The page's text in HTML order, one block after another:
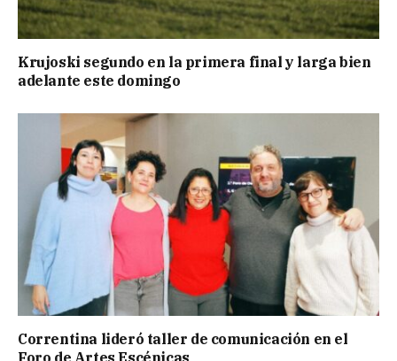
Krujoski segundo en la primera final y larga bien
adelante este domingo
Correntina lideró taller de comunicación en el